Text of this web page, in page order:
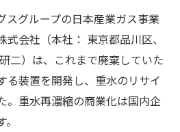
スグループの日本産業ガス事業
会社（本社： 東京都品川区、
二）は、これまで廃棄していた
る装置を開発し、重水のリサイ
。重水再濃縮の商業化は国内企